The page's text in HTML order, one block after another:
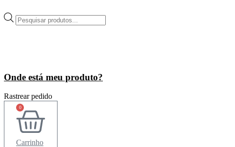
paraPesquisar
produtos
Onde está meu produto?
Rastrear pedido
0
Carrinho